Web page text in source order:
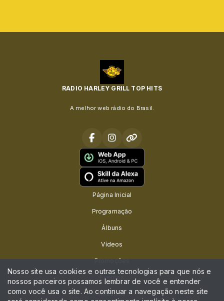
RADIO HARLEY GRILL TOP HITS
A melhor web rádio do Brasil.
Página Inicial
Programação
Álbuns
Vídeos
Promoções
Eventos
Recados
Nosso site usa cookies e outras tecnologias para que nós e
nossos parceiros possamos lembrar de você e entender
como você usa o site. Ao continuar a navegação neste site